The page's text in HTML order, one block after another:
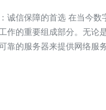
在当今数字化时代，网络已经
作的重要组成部分。无论
靠的服务器来提供网络服
备和优化的网